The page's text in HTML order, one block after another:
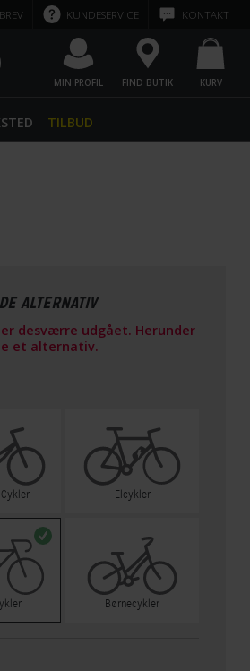
KUNDESERVICE KONTAKT
MIN PROFIL FIND BUTIK KURV
TILBUD
ALTERNATIV
desværre udgået. Herunder
et alternativ.
Elcykler
Børnecykler